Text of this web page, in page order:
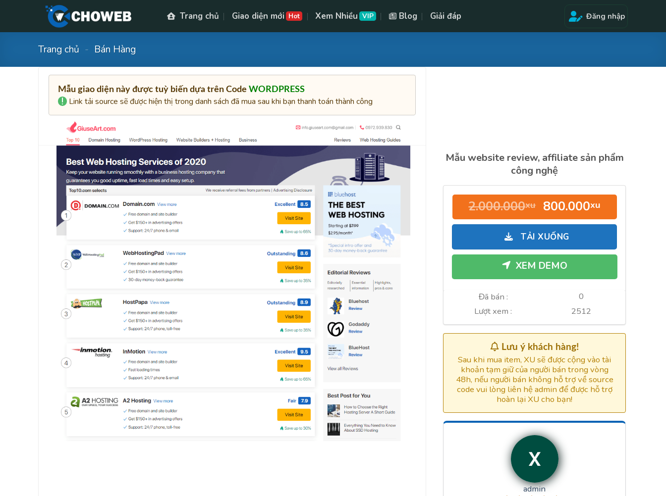
content
Trang chủ Giao diện mới Hot Xem Nhiều VIP Blog Giải đáp Đăng nhập
Trang chủ - Bán Hàng
Mẫu giao diện này được tuỳ biến dựa trên CodeWORDPRESS
Link tải source sẽ được hiện thị trong danh sách đã mua sau khi bạn thanh toán thành công
Mẫu website review, affiliate sản phẩm
công nghệ
2.000.000xu Giá
gốc
là:
2.000.000xu.
800.000xuGiá
hiện
800.000xu.
TẢI XUỐNG
XEM DEMO
Đã bán :
0
Lượt xem :
2512
Lưu ý khách hàng!
Sau khi mua item, XU sẽ được cộng vào tài
khoản tạm giữ của người bán trong vòng
48h, nếu người bán không hỗ trợ về source
code vui lòng liên hệ admin để được hỗ trợ
hoàn lại XU cho bạn!
admin